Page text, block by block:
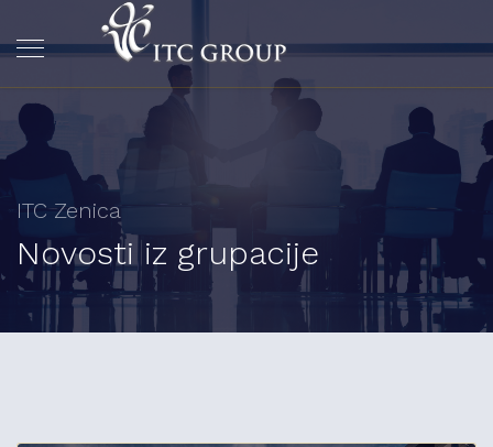
ITC Zenica
Novosti iz grupacije